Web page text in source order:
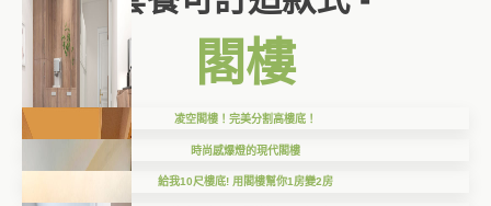
閣樓
凌空閣樓！完美分割高樓底！
時尚感爆燈的現代閣樓
給我10尺樓底! 用閣樓幫你1房變2房